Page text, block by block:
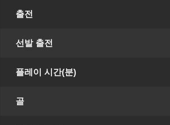
출전
선발 출전
플레이 시간(분)
골